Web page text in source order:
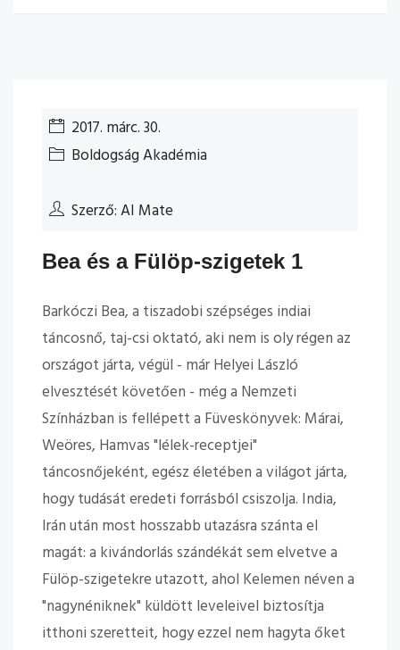
2017. márc. 30.
Boldogság Akadémia
Szerző: AI Mate
Bea és a Fülöp-szigetek 1
Barkóczi Bea, a tiszadobi szépséges indiai
táncosnő, taj-csi oktató, aki nem is oly régen az
országot járta, végül - már Helyei László
elvesztését követően - még a Nemzeti
Színházban is fellépett a Füveskönyvek: Márai,
Weöres, Hamvas "lélek-receptjei"
táncosnőjeként, egész életében a világot járta,
hogy tudását eredeti forrásból csiszolja. India,
Irán után most hosszabb utazásra szánta el
magát: a kivándorlás szándékát sem elvetve a
Fülöp-szigetekre utazott, ahol Kelemen néven a
"nagynéniknek" küldött leveleivel biztosítja
itthoni szeretteit, hogy ezzel nem hagyta őket